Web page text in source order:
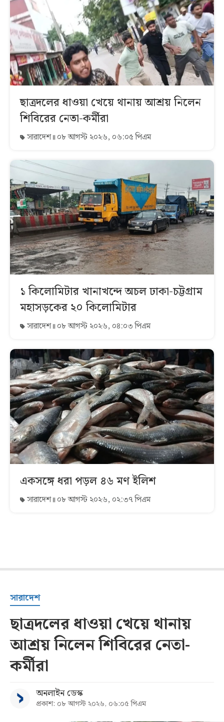
ছাত্রদলের ধাওয়া খেয়ে থানায় আশ্রয় নিলেন
শিবিরের নেতা-কর্মীরা
সারাদেশ ০৮ আগস্ট ২০২৬, ০৬:০৫ পিএম
১ কিলোমিটার খানাখন্দে অচল ঢাকা-চট্টগ্রাম
মহাসড়কের ২০ কিলোমিটার
সারাদেশ ০৮ আগস্ট ২০২৬, ০৪:০৩ পিএম
একসঙ্গে ধরা পড়ল ৪৬ মণ ইলিশ
সারাদেশ ০৮ আগস্ট ২০২৬, ০২:৩৭ পিএম
সারাদেশ
ছাত্রদলের ধাওয়া খেয়ে থানায়
আশ্রয় নিলেন শিবিরের নেতা-
কর্মীরা
অনলাইন ডেস্ক
প্রকাশ: ০৮ আগস্ট ২০২৬, ০৬:০৫ পিএম